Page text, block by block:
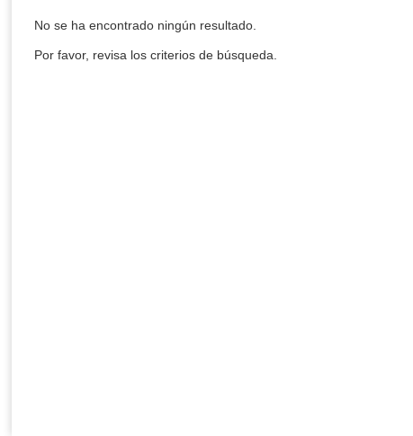
No se ha encontrado ningún resultado.
Por favor, revisa los criterios de búsqueda.